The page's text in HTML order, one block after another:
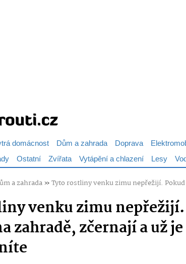
domácnost Dům a zahrada Doprava
Ostatní Zvířata Vytápění a chlazení Lesy
a zahrada»Tyto rostliny venku zimu nepřežijí.
venku zimu nepřežijí.
zahradě, zčernají a už je